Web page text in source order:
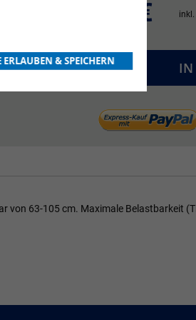
117,81 € inkl.
+
IN
von 63-105 cm. Maximale Belastbarkeit
ERLAUBEN & SPEICHERN